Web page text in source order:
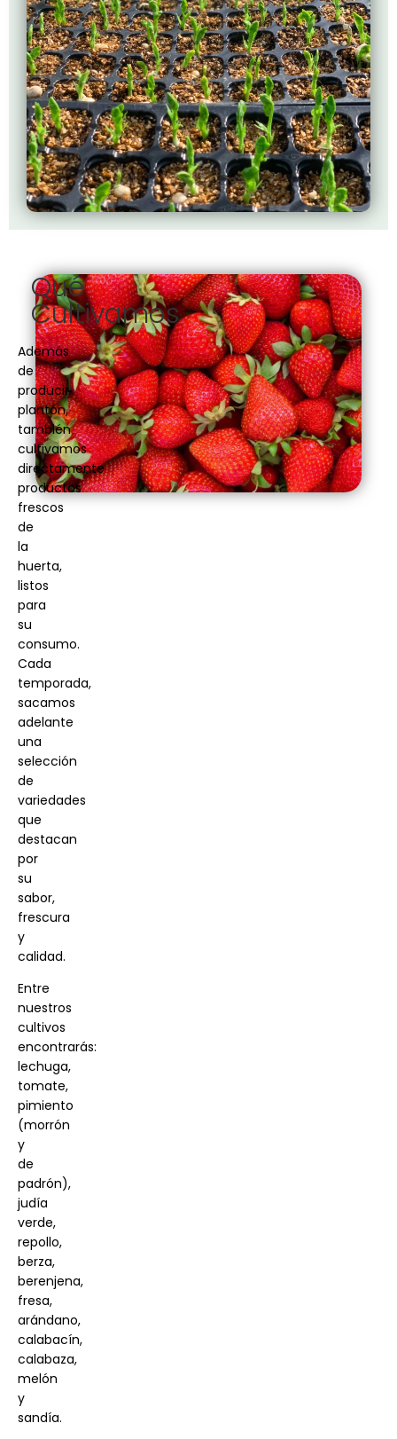
Qué
Cultivamos
Además
de
producir
plantón,
también
cultivamos
directamente
productos
frescos
de
la
huerta,
listos
para
su
consumo.
Cada
temporada,
sacamos
adelante
una
selección
de
variedades
que
destacan
por
su
sabor,
frescura
y
calidad.
Entre
nuestros
cultivos
encontrarás:
lechuga,
tomate,
pimiento
(morrón
y
de
padrón),
judía
verde,
repollo,
berza,
berenjena,
fresa,
arándano,
calabacín,
calabaza,
melón
y
sandía.